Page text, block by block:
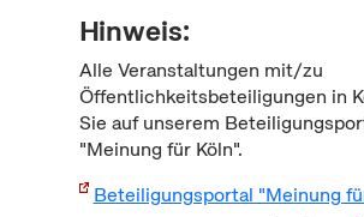
Hinweis:
Alle Veranstaltungen mit/zu
Öffentlichkeitsbeteiligungen in
Sie auf unserem
"Meinung für Köln".
Beteiligungsportal "Meinung